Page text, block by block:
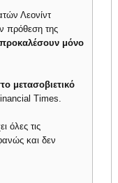
Λεονίντ
πρόθεση της
μόνο
μετασοβιετικό
Times.
όλες τις
και δεν